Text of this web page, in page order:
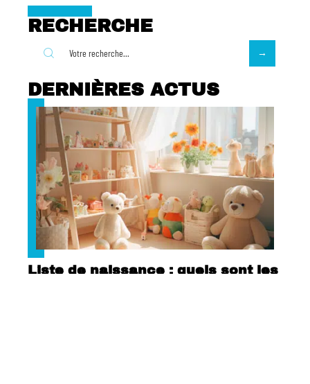
RECHERCHE
DERNIÈRES ACTUS
Liste de naissance : quels sont les